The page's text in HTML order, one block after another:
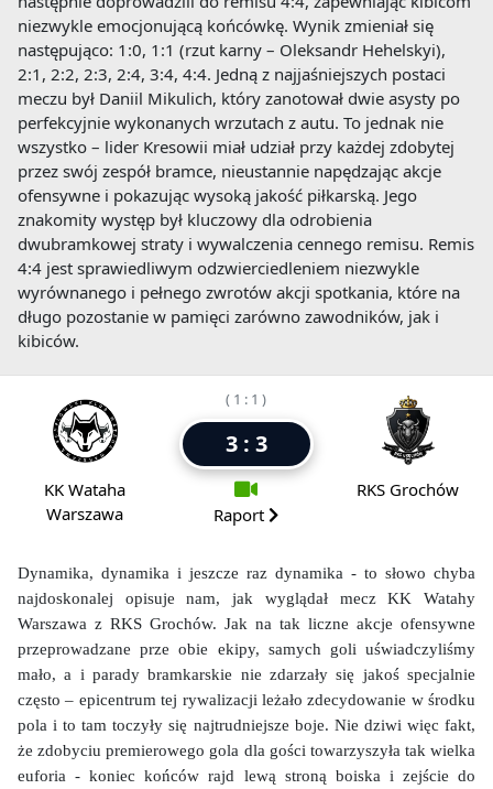
niezwykle emocjonującą końcówkę. Wynik zmieniał się
następująco: 1:0, 1:1 (rzut karny – Oleksandr Hehelskyi),
2:1, 2:2, 2:3, 2:4, 3:4, 4:4. Jedną z najjaśniejszych postaci
meczu był Daniil Mikulich, który zanotował dwie asysty po
perfekcyjnie wykonanych wrzutach z autu. To jednak nie
wszystko – lider Kresowii miał udział przy każdej zdobytej
przez swój zespół bramce, nieustannie napędzając akcje
ofensywne i pokazując wysoką jakość piłkarską. Jego
znakomity występ był kluczowy dla odrobienia
dwubramkowej straty i wywalczenia cennego remisu. Remis
4:4 jest sprawiedliwym odzwierciedleniem niezwykle
wyrównanego i pełnego zwrotów akcji spotkania, które na
długo pozostanie w pamięci zarówno zawodników, jak i
kibiców.
KK Wataha
Warszawa
( 1 : 1 )
3 : 3
Raport
RKS Grochów
Dynamika, dynamika i jeszcze raz dynamika - to słowo chyba
najdoskonalej opisuje nam, jak wyglądał mecz KK Watahy
Warszawa z RKS Grochów. Jak na tak liczne akcje ofensywne
przeprowadzane prze obie ekipy, samych goli uświadczyliśmy
mało, a i parady bramkarskie nie zdarzały się jakoś specjalnie
często – epicentrum tej rywalizacji leżało zdecydowanie w środku
pola i to tam toczyły się najtrudniejsze boje. Nie dziwi więc fakt,
że zdobyciu premierowego gola dla gości towarzyszyła tak wielka
euforia - koniec końców rajd lewą stroną boiska i zejście do